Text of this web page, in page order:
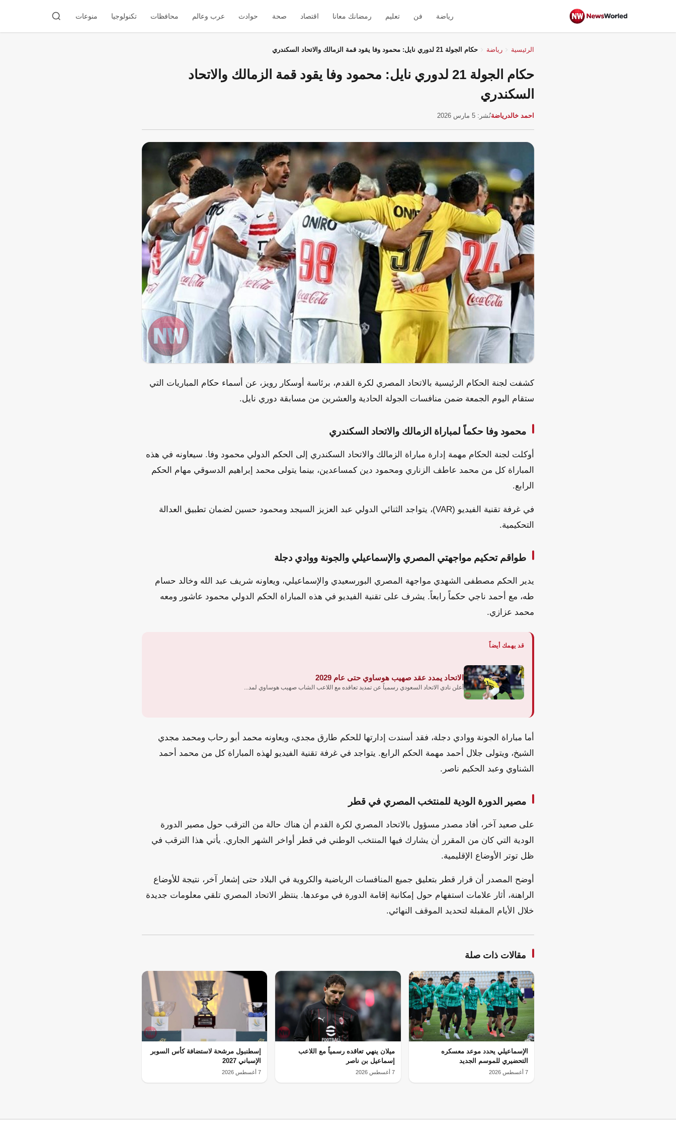
رياضة فن تعليم رمضانك معانا اقتصاد صحة حوادث عرب وعالم محافظات تكنولوجيا منوعات
الرئيسية رياضة حكام الجولة 21 لدوري نايل: محمود وفا يقود قمة الزمالك والاتحاد السكندري
حكام الجولة 21 لدوري نايل: محمود وفا يقود قمة الزمالك والاتحاد
السكندري
احمد خالدرياضةنُشر: 5 مارس 2026
كشفت لجنة الحكام الرئيسية بالاتحاد المصري لكرة القدم، برئاسة أوسكار رويز، عن أسماء حكام المباريات التي
ستقام اليوم الجمعة ضمن منافسات الجولة الحادية والعشرين من مسابقة دوري نايل.
محمود وفا حكماً لمباراة الزمالك والاتحاد السكندري
أوكلت لجنة الحكام مهمة إدارة مباراة الزمالك والاتحاد السكندري إلى الحكم الدولي محمود وفا. سيعاونه في هذه
المباراة كل من محمد عاطف الزناري ومحمود دين كمساعدين، بينما يتولى محمد إبراهيم الدسوقي مهام الحكم
الرابع.
في غرفة تقنية الفيديو (VAR)، يتواجد الثنائي الدولي عبد العزيز السيجد ومحمود حسين لضمان تطبيق العدالة
التحكيمية.
طواقم تحكيم مواجهتي المصري والإسماعيلي والجونة ووادي دجلة
يدير الحكم مصطفى الشهدي مواجهة المصري البورسعيدي والإسماعيلي، ويعاونه شريف عبد الله وخالد حسام
طه، مع أحمد ناجي حكماً رابعاً. يشرف على تقنية الفيديو في هذه المباراة الحكم الدولي محمود عاشور ومعه
محمد عزازي.
قد يهمك أيضاً
الاتحاد يمدد عقد صهيب هوساوي حتى عام 2029
أعلن نادي الاتحاد السعودي رسمياً عن تمديد تعاقده مع اللاعب الشاب صهيب هوساوي لمد...
أما مباراة الجونة ووادي دجلة، فقد أسندت إدارتها للحكم طارق مجدي، ويعاونه محمد أبو رحاب ومحمد مجدي
الشيخ، ويتولى جلال أحمد مهمة الحكم الرابع. يتواجد في غرفة تقنية الفيديو لهذه المباراة كل من محمد أحمد
الشناوي وعبد الحكيم ناصر.
مصير الدورة الودية للمنتخب المصري في قطر
على صعيد آخر، أفاد مصدر مسؤول بالاتحاد المصري لكرة القدم أن هناك حالة من الترقب حول مصير الدورة
الودية التي كان من المقرر أن يشارك فيها المنتخب الوطني في قطر أواخر الشهر الجاري. يأتي هذا الترقب في
ظل توتر الأوضاع الإقليمية.
أوضح المصدر أن قرار قطر بتعليق جميع المنافسات الرياضية والكروية في البلاد حتى إشعار آخر، نتيجة للأوضاع
الراهنة، أثار علامات استفهام حول إمكانية إقامة الدورة في موعدها. ينتظر الاتحاد المصري تلقي معلومات جديدة
خلال الأيام المقبلة لتحديد الموقف النهائي.
مقالات ذات صلة
الإسماعيلي يحدد موعد معسكره
التحضيري للموسم الجديد
7 أغسطس 2026
ميلان ينهي تعاقده رسمياً مع اللاعب
إسماعيل بن ناصر
7 أغسطس 2026
إسطنبول مرشحة لاستضافة كأس السوبر
الإسباني 2027
7 أغسطس 2026